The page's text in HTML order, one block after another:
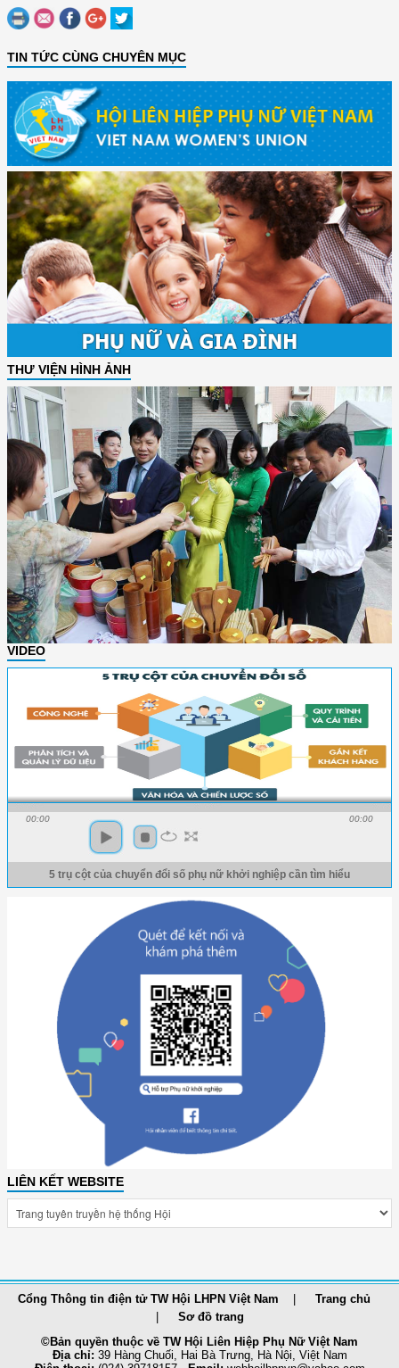
TIN TỨC CÙNG CHUYÊN MỤC
THƯ VIỆN HÌNH ẢNH
VIDEO
00:00 00:00
5 trụ cột của chuyển đổi số phụ nữ khởi nghiệp cần tìm hiểu
LIÊN KẾT WEBSITE
Cổng Thông tin điện tử TW Hội LHPN Việt Nam
Trang chủ
Sơ đồ trang
©Bản quyền thuộc về TW Hội Liên Hiệp Phụ Nữ Việt Nam
Địa chỉ: 39 Hàng Chuối, Hai Bà Trưng, Hà Nội, Việt Nam